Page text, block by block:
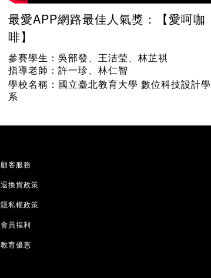
最愛APP網路最佳人氣獎：【愛呵咖
啡】
參賽學生：吳部發、王洁莹、林芷祺
指導老師：許一珍、林仁智
學校名稱：國立臺北教育大學 數位科技設計學
系
顧客服務
退換貨政策
隱私權政策
會員福利
教育優惠